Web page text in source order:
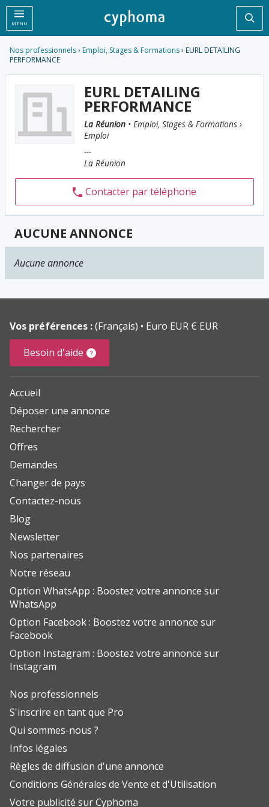
MENU
Nos professionnels› Emploi, Stages & Formations› EURL DETAILING
PERFORMANCE
EURL DETAILING
PERFORMANCE
La Réunion • Emploi, Stages & Formations ›
Emploi
---
La Réunion
Contacter par téléphone
AUCUNE ANNONCE
Aucune annonce
Vos préférences :(Français)
Euro EUR € EUR
Besoin d'aide
Accueil
Déposer une annonce
Rechercher
Offres
Demandes
Changer de pays
Contactez-nous
Blog
Newsletter
Nos partenaires
Notre réseau
Option WhatsApp : Boostez votre annonce sur
WhatsApp
Option Facebook : Boostez votre annonce sur
Facebook
Option Instagram : Boostez votre annonce sur
Instagram
Nos professionnels
S'inscrire en tant que Pro
Qui sommes-nous ?
Infos légales
Règles de diffusion d'une annonce
Conditions Générales de Vente et d'Utilisation
Votre publicité sur Cyphoma